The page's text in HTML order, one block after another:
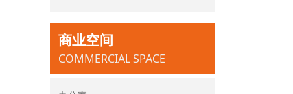
商业空间
COMMERCIAL SPACE